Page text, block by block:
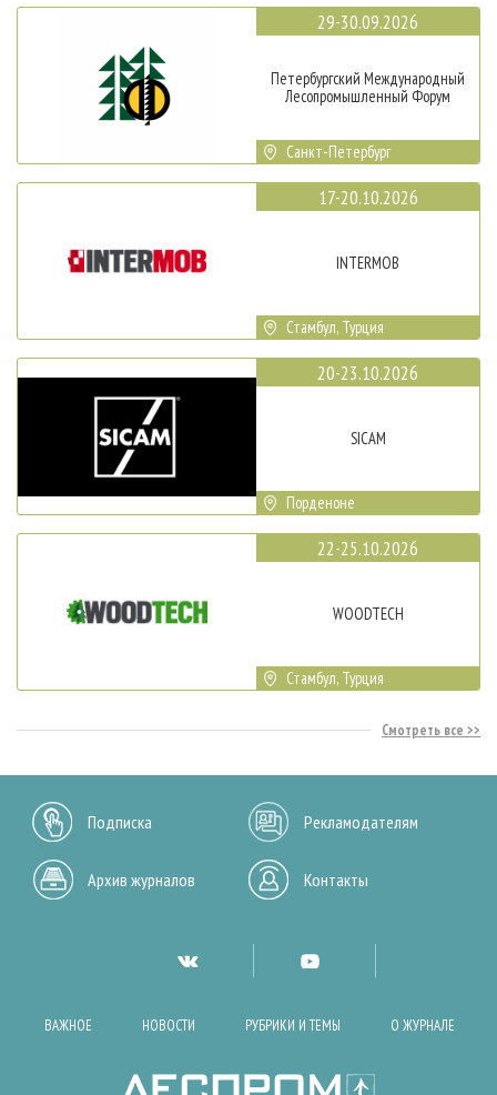
29-30.09.2026
Петербургский Международный
Лесопромышленный Форум
Санкт-Петербург
17-20.10.2026
INTERMOB
Стамбул, Турция
20-23.10.2026
SICAM
Порденоне
22-25.10.2026
WOODTECH
Стамбул, Турция
Смотреть все
Подписка Рекламодателям
Архив журналов Контакты
ВАЖНОЕ НОВОСТИ РУБРИКИ И ТЕМЫ О ЖУРНАЛЕ